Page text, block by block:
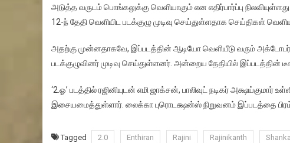
அடுத்த வருடம் பொங்கலுக்கு வெளியாகும் என எதிர்பார்ப்பு
12-ந் தேதி வெளியிட படக்குழு முடிவு செய்துள்ளதாக செய்திகள்
அதற்கு முன்னதாகவே, இப்படத்தின் ஆடியோ வெளியீடு வரும் அக்டோபர்
படக்குழுவினர் முடிவு செய்துள்ளனர். அன்றைய தேதியில் இப்படத்தின்
‘2.ஓ’ படத்தில் ரஜினியுடன் எமி ஜாக்சன், பாலிவுட் நடிகர் அக்ஷய்குமார்
இசையமைத்துள்ளார். லைக்கா புரொடக்ஷன்ஸ் நிறுவனம் இப்படத்தை
Tagged 2.0 Enthiran Rajini Rajinikanth